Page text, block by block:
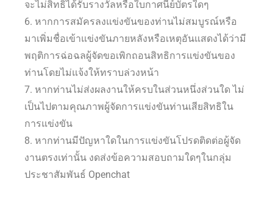
จะไม่สิทธิได้รับรางวัลหรือใบกาศนีย์บัตรใดๆ
6. หากการสมัครลงแข่งขันของท่านไม่สมบูรณ์หรือ
มาเพิ่มชื่อเข้าแข่งขันภายหลังหรือเหตุอันแสดงได้ว่ามี
พฤติการฉ่อฉลผู้จัดขอเพิกถอนสิทธิการแข่งขันของ
ท่านโดยไม่แจ้งให้ทราบล่วงหน้า
7. หากท่านไม่ส่งผลงานให้ครบในส่วนหนึ่งส่วนใด ไม่
เป็นไปตามคุณภาพผู้จัดการแข่งขันท่านเสียสิทธิใน
การแข่งขัน
8. หากท่านมีปัญหาใดในการแข่งขันโปรดติดต่อผู้จัด
งานตรงเท่านั้น งดส่งข้อความสอบถามใดๆในกลุ่ม
ประชาสัมพันธ์ Openchat